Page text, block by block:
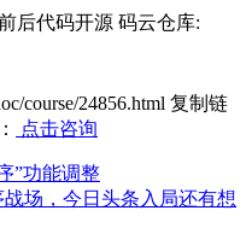
后代码开源 码云仓库:
course/24856.html 复制链
点击咨询
”功能调整
战场，今日头条入局还有想